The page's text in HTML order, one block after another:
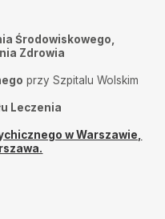
Środowiskowego,
Zdrowia
przy Szpitalu Wolskim
Leczenia
w Warszawie,